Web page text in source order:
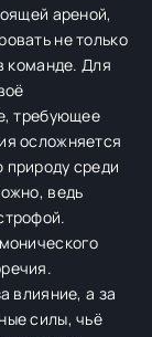
ареной,
не только
команде. Для
требующее
осложняется
среди
ведь
влияние, а за
силы, чьё